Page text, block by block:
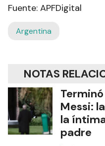
Fuente: APFDigital
Argentina
NOTAS
Messi:
la
padre